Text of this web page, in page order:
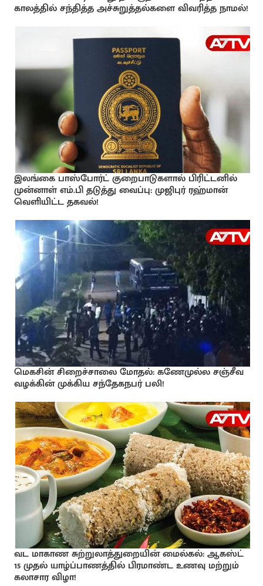
காலத்தில் சந்தித்த அச்சுறுத்தல்களை விவரித்த நாமல்!
இலங்கை பாஸ்போர்ட் குறைபாடுகளால் பிரிட்டனில்
முன்னாள் எம்.பி தடுத்து வைப்பு: முஜிபுர் ரஹ்மான்
வெளியிட்ட தகவல்!
மெகசின் சிறைச்சாலை மோதல்: கணேமுல்ல சஞ்சீவ
வழக்கின் முக்கிய சந்தேகநபர் பலி!
வட மாகாண சுற்றுலாத்துறையின் மைல்கல்: ஆகஸ்ட்
15 முதல் யாழ்ப்பாணத்தில் பிரமாண்ட உணவு மற்றும்
கலாசார விழா!